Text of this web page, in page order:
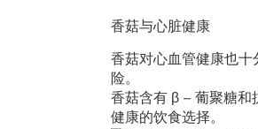
香菇与心脏健康
香菇对心血管健康也
险。
香菇含有 β – 葡聚糖
健康的饮食选择。